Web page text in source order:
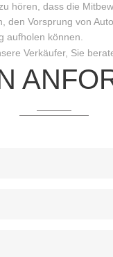
hören, dass die
den Vorsprung von
aufholen können.
Verkäufer, Sie